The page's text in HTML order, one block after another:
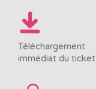
Téléchargement
immédiat du ticket